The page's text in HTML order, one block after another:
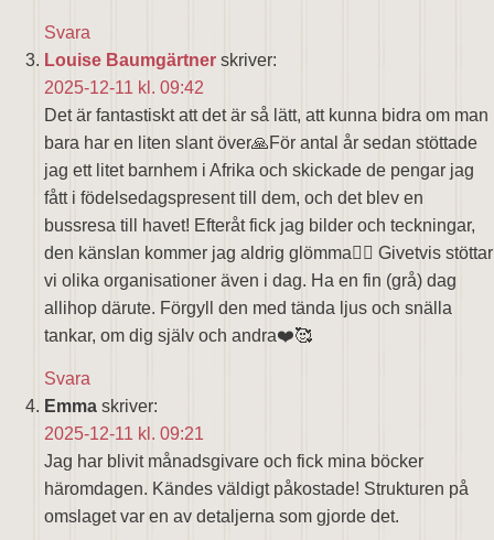
Svara
Louise Baumgärtner skriver:
2025-12-11 kl. 09:42
Det är fantastiskt att det är så lätt, att kunna bidra om man
bara har en liten slant över🙏För antal år sedan stöttade
jag ett litet barnhem i Afrika och skickade de pengar jag
fått i födelsedagspresent till dem, och det blev en
bussresa till havet! Efteråt fick jag bilder och teckningar,
den känslan kommer jag aldrig glömma❤️‍🔥 Givetvis stöttar
vi olika organisationer även i dag. Ha en fin (grå) dag
allihop därute. Förgyll den med tända ljus och snälla
tankar, om dig själv och andra❤️🥰
Svara
Emma skriver:
2025-12-11 kl. 09:21
Jag har blivit månadsgivare och fick mina böcker
häromdagen. Kändes väldigt påkostade! Strukturen på
omslaget var en av detaljerna som gjorde det.